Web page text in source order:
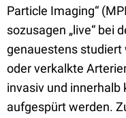
Particle Imaging“
sozusagen „live“ bei
genauestens studiert
oder verkalkte
invasiv und
aufgespürt werden.